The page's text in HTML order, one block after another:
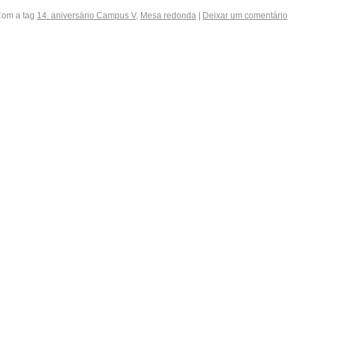
a tag 14. aniversário Campus V, Mesa redonda Deixar um comentário